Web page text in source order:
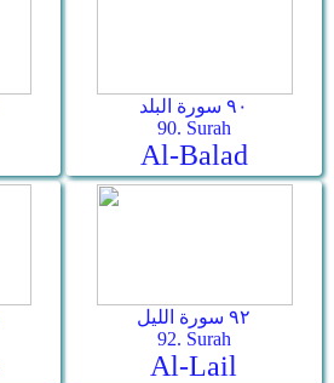
٩٠ سورة البلد
90. Surah
Al-Balad
٩٢ سورة الليل
92. Surah
Al-Lail